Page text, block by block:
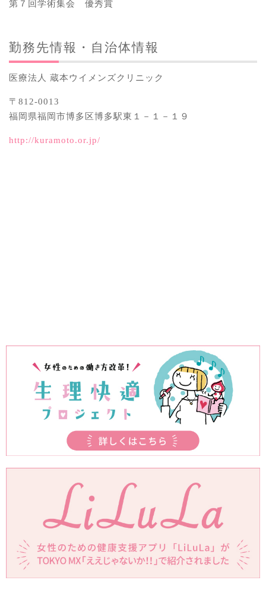
第７回学術集会 優秀賞
勤務先情報・自治体情報
医療法人 蔵本ウイメンズクリニック
〒812-0013
福岡県福岡市博多区博多駅東１－１－１９
http://kuramoto.or.jp/